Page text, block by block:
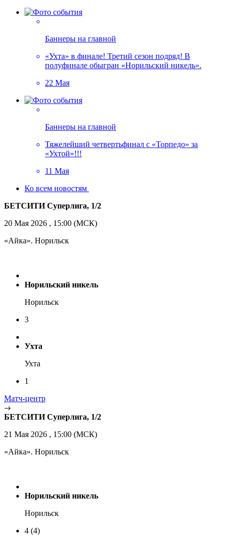
Баннеры на главной
«Ухта» в финале! Третий сезон подряд! В
полуфинале обыгран «Норильский никель».
22 Мая
Баннеры на главной
Тяжелейший четвертьфинал с «Торпедо» за
«Ухтой»!!!
11 Мая
Ко всем новостям
БЕТСИТИ Суперлига, 1/2
20 Мая 2026 , 15:00 (МСК)
«Айка». Норильск
Норильский никель
Норильск
3
Ухта
Ухта
1
Матч-центр
БЕТСИТИ Суперлига, 1/2
21 Мая 2026 , 15:00 (МСК)
«Айка». Норильск
Норильский никель
Норильск
4 (4)